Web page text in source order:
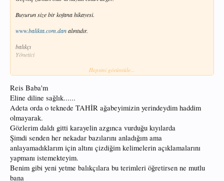
Buyurun size bir kofana hikayesi.
www.balikta.com.danalıntıdır.
balıkçı
Yönetici
Kayıt Tarihi: 24-Şubat-2006
Gönderilenler: 430
Konu: Ah Kofana!
Gönderim Zamanı: 04-Mart-2006 Saat 01:08
Dostlar, madem bu mevsimde balık tutamıyoruz.Bari tuttuklarımızla avunalım.
1982 yılının 30 Aralık gecesi.
Karayel,kudurmuş gibi.Denizin üstünden kuşu kapıyor.Deniz aksakarcık
kesilmiş,boğacak adam arıyor.
Hepsini görüntüle...
Reis Baba'm
Eline diline sağlık......
Adeta orda o teknede TAHİR ağabeyimizin yerindeydim haddim
olmayarak.
Gözlerim daldı gitti karayelin azgınca vurduğu kıyılarda
Şimdi senden her nekadar bazılarını anladığım ama
anlayamadıklarım için altını çizdiğim kelimelerin açıklamalarını
yapmanı istemekteyim.
Benim gibi yeni yetme balıkçılara bu terimleri öğretirsen ne mutlu
bana